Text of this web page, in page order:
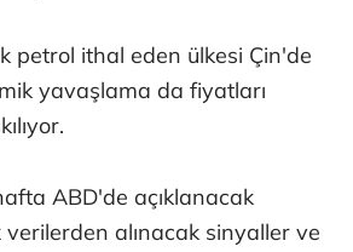
petrol ithal eden ülkesi Çin'de
yavaşlama da fiyatları
ABD'de açıklanacak
alınacak sinyaller ve